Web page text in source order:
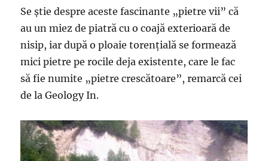
Se ştie despre aceste fascinante „pietre vii” că
au un miez de piatră cu o coajă exterioară de
nisip, iar după o ploaie torenţială se formează
mici pietre pe rocile deja existente, care le fac
să fie numite „pietre crescătoare”, remarcă cei
de la Geology In.